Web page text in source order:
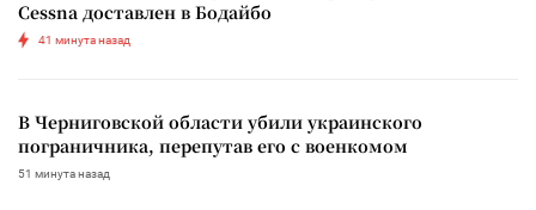
Cessna доставлен в Бодайбо
41 минута назад
В Черниговской области убили украинского
пограничника, перепутав его с военкомом
51 минута назад